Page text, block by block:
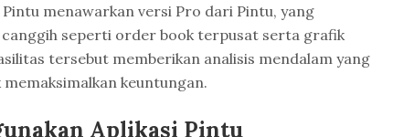
menawarkan versi Pro dari Pintu, yang
seperti order book terpusat serta grafik
tersebut memberikan analisis mendalam yang
keuntungan.
Aplikasi Pintu